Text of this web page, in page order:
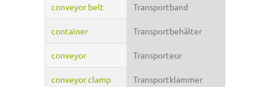
conveyor belt Transportband
container Transportbehälter
conveyor Transporteur
conveyor clamp Transportklammer